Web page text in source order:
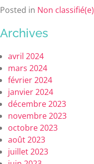
Posted in Non classifié(e)
Archives
avril 2024
mars 2024
février 2024
janvier 2024
décembre 2023
novembre 2023
octobre 2023
août 2023
juillet 2023